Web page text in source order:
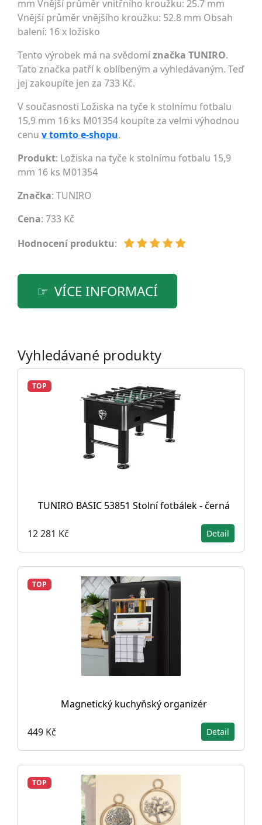
mm Vnější průměr vnitřního kroužku: 25.7 mm
Vnější průměr vnějšího kroužku: 52.8 mm Obsah
balení: 16 x ložisko
Tento výrobek má na svědomíznačka TUNIRO.
Tato značka patří k oblíbeným a vyhledávaným. Teď
jej zakoupíte jen za 733 Kč.
V současnosti Ložiska na tyče k stolnímu fotbalu
15,9 mm 16 ks M01354 koupíte za velmi výhodnou
cenu v tomto e-shopu.
Produkt: Ložiska na tyče k stolnímu fotbalu 15,9
mm 16 ks M01354
Značka: TUNIRO
Cena: 733 Kč
Hodnocení produktu:
VÍCE INFORMACÍ
Vyhledávané produkty
TOP
TUNIRO BASIC 53851 Stolní fotbálek - černá
12 281 Kč Detail
TOP
Magnetický kuchyňský organizér
449 Kč Detail
TOP